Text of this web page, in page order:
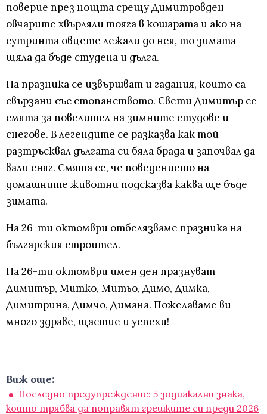
поверие през нощта срещу Димитровден
овчарите хвърляли тояга в кошарата и ако на
сутринта овцете лежали до нея, то зимата
щяла да бъде студена и дълга.
На празника се извършват и гадания, които са
свързани със стопанството. Свети Димитър се
смята за повелител на зимните студове и
снегове. В легендите се разказва как той
разтръсквал дългата си бяла брада и започвал да
вали сняг. Смята се, че поведението на
домашните животни подсказва каква ще бъде
зимата.
На 26-ти октомври отбелязваме празника на
българския строител.
На 26-ти октомври имен ден празнуват
Димитър, Митко, Митьо, Димо, Димка,
Димитрина, Димчо, Димана. Пожелаваме ви
много здраве, щастие и успехи!
Виж още:
Последно предупреждение: 5 зодиакални знака,
които трябва да поправят грешките си преди 2026